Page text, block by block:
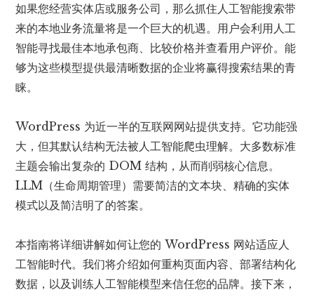
如果您经营实体店或服务公司，那么抓住人工智能搜索带
来的本地业务流量将是一个巨大的机遇。用户会利用人工
智能寻找最佳本地承包商、比较价格并查看用户评价。能
够为这些模型提供最清晰数据的企业将赢得搜索结果的青
睐。
WordPress 为近一半的互联网网站提供支持。它功能强
大，但其默认结构无法被人工智能爬虫理解。大多数标准
主题会输出复杂的 DOM 结构，从而削弱核心信息。
LLM（生命周期管理）需要简洁的文本块、精确的实体
模式以及简洁明了的答案。
本指南将详细讲解如何让您的 WordPress 网站适应人
工智能时代。我们将介绍如何重构页面内容、部署结构化
数据 ，以及训练人工智能模型来信任您的品牌。接下来，